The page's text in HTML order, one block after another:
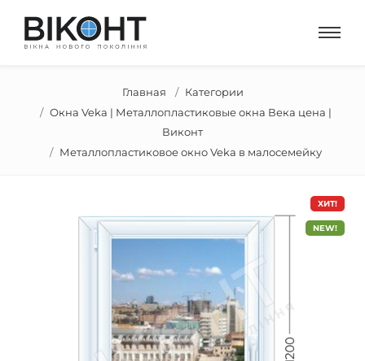
Главная
Категории
Окна Veka | Металлопластиковые окна Века цена |
Виконт
Металлопластиковое окно Veka в малосемейку
ХИТ!
NEW!